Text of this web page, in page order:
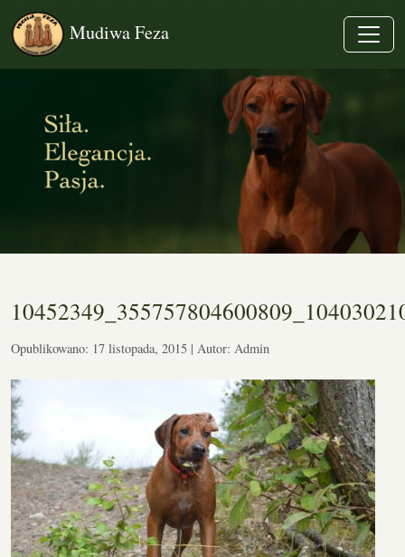
Mudiwa Feza
Opublikowano: 17 listopada, 2015 | Autor: Admin